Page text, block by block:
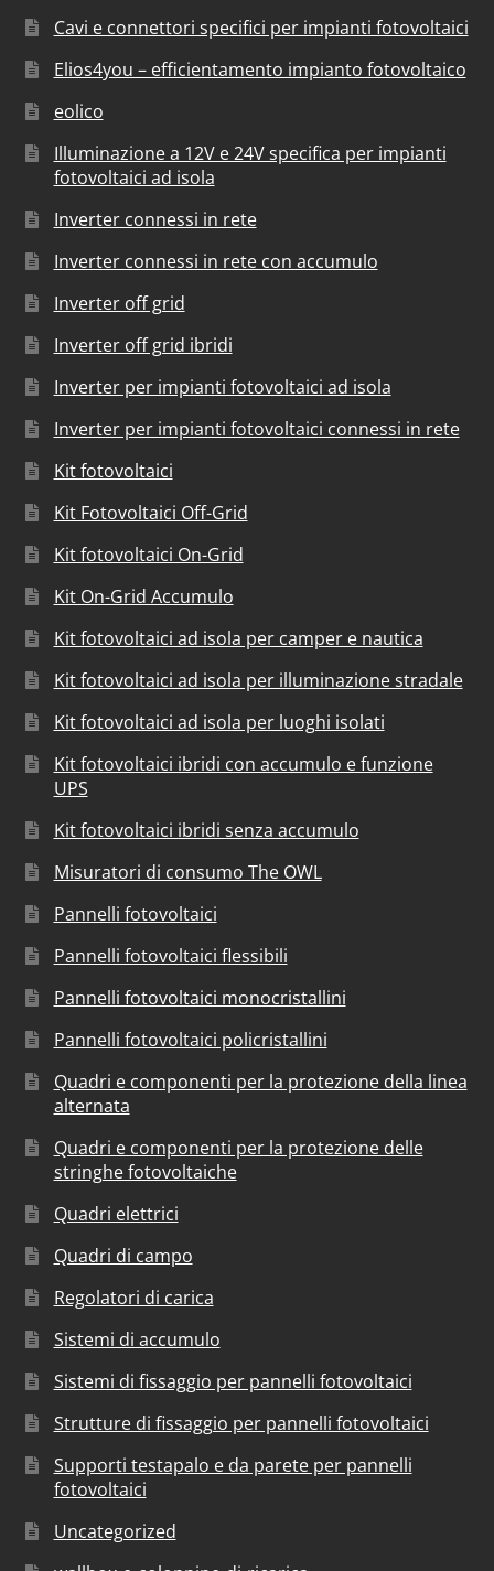
Cavi e connettori specifici per impianti fotovoltaici
Elios4you – efficientamento impianto fotovoltaico
eolico
Illuminazione a 12V e 24V specifica per impianti
fotovoltaici ad isola
Inverter connessi in rete
Inverter connessi in rete con accumulo
Inverter off grid
Inverter off grid ibridi
Inverter per impianti fotovoltaici ad isola
Inverter per impianti fotovoltaici connessi in rete
Kit fotovoltaici
Kit Fotovoltaici Off-Grid
Kit fotovoltaici On-Grid
Kit On-Grid Accumulo
Kit fotovoltaici ad isola per camper e nautica
Kit fotovoltaici ad isola per illuminazione stradale
Kit fotovoltaici ad isola per luoghi isolati
Kit fotovoltaici ibridi con accumulo e funzione
UPS
Kit fotovoltaici ibridi senza accumulo
Misuratori di consumo The OWL
Pannelli fotovoltaici
Pannelli fotovoltaici flessibili
Pannelli fotovoltaici monocristallini
Pannelli fotovoltaici policristallini
Quadri e componenti per la protezione della linea
alternata
Quadri e componenti per la protezione delle
stringhe fotovoltaiche
Quadri elettrici
Quadri di campo
Regolatori di carica
Sistemi di accumulo
Sistemi di fissaggio per pannelli fotovoltaici
Strutture di fissaggio per pannelli fotovoltaici
Supporti testapalo e da parete per pannelli
fotovoltaici
Uncategorized